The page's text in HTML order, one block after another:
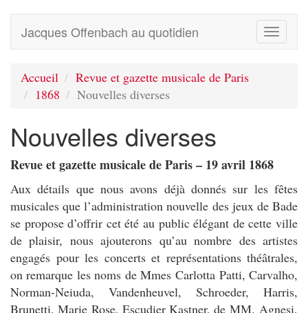
Toggle
Jacques Offenbach au quotidien
Accueil
Revue et gazette musicale de Paris
1868
Nouvelles diverses
Nouvelles diverses
Revue et gazette musicale de Paris – 19 avril 1868
Aux détails que nous avons déjà donnés sur les fêtes
musicales que l’administration nouvelle des jeux de Bade
se propose d’offrir cet été au public élégant de cette ville
de plaisir, nous ajouterons qu’au nombre des artistes
engagés pour les concerts et représentations théâtrales,
on remarque les noms de Mmes Carlotta Patti, Carvalho,
Norman-Neiuda, Vandenheuvel, Schroeder, Harris,
Brunetti, Marie Rose, Escudier Kastner, de MM. Agnesi,